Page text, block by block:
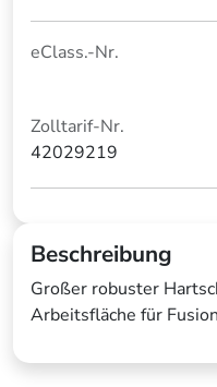
eClass.-Nr.
Zolltarif-Nr.
42029219
Beschreibung
Großer robuster
Arbeitsfläche für